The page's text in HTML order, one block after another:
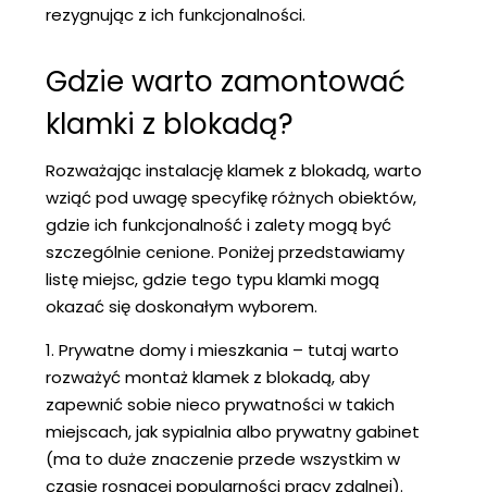
rezygnując z ich funkcjonalności.
Gdzie warto zamontować
klamki z blokadą?
Rozważając instalację klamek z blokadą, warto
wziąć pod uwagę specyfikę różnych obiektów,
gdzie ich funkcjonalność i zalety mogą być
szczególnie cenione. Poniżej przedstawiamy
listę miejsc, gdzie tego typu klamki mogą
okazać się doskonałym wyborem.
1. Prywatne domy i mieszkania – tutaj warto
rozważyć montaż klamek z blokadą, aby
zapewnić sobie nieco prywatności w takich
miejscach, jak sypialnia albo prywatny gabinet
(ma to duże znaczenie przede wszystkim w
czasie rosnącej popularności pracy zdalnej).